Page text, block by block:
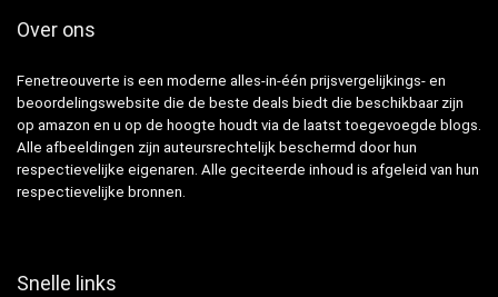
Over ons
Fenetreouverte is een moderne alles-in-één prijsvergelijkings- en
beoordelingswebsite die de beste deals biedt die beschikbaar zijn
op amazon en u op de hoogte houdt via de laatst toegevoegde blogs.
Alle afbeeldingen zijn auteursrechtelijk beschermd door hun
respectievelijke eigenaren. Alle geciteerde inhoud is afgeleid van hun
respectievelijke bronnen.
Snelle links